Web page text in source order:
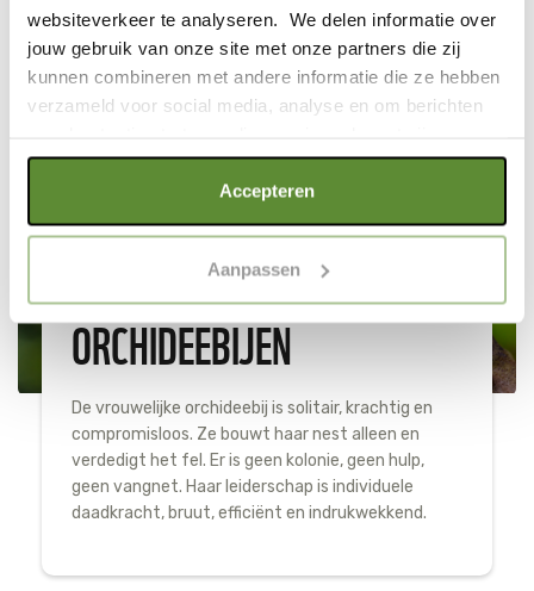
websiteverkeer te analyseren. We delen informatie over
jouw gebruik van onze site met onze partners die zij
kunnen combineren met andere informatie die ze hebben
verzameld voor social media, analyse en om berichten
Als je op "Alle cookies accepteren" klikt, ga je akkoord
met een optimaal gebruik van de website. Als je niet alle
"selectie toestaan" of "alleen noodzakelijke cookies", wat
wel gevolgen kan hebben voor de gebruiksvriendelijkheid
van de website. Voor meer inzage in de cookies klik dan
op "Cookie instellingen". Lees voor meer informatie
onze
Accepteren
Aanpassen
ORCHIDEEBIJEN
De vrouwelijke orchideebij is solitair, krachtig en
compromisloos. Ze bouwt haar nest alleen en
verdedigt het fel. Er is geen kolonie, geen hulp,
geen vangnet. Haar leiderschap is individuele
daadkracht, bruut, efficiënt en indrukwekkend.